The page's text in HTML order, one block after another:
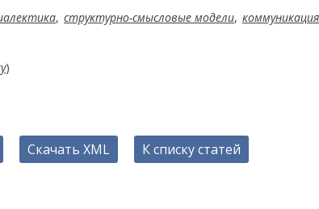
, структурно-смысловые модели, коммуникация
)
Скачать XML К списку статей